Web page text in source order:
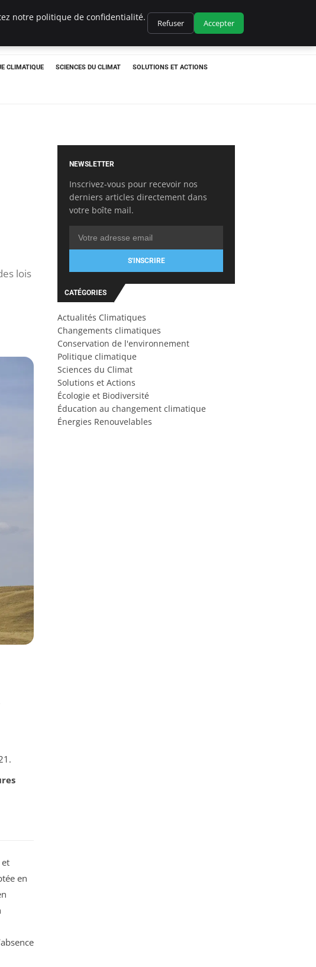
CLIMATIQUE SCIENCES DU CLIMAT SOLUTIONS ET ACTIONS
lois
en
NEWSLETTER
Inscrivez-vous pour recevoir nos
derniers articles directement dans
votre boîte mail.
S'INSCRIRE
CATÉGORIES
Actualités Climatiques
Changements climatiques
Conservation de l'environnement
Politique climatique
Sciences du Climat
Solutions et Actions
Écologie et Biodiversité
Éducation au changement climatique
Énergies Renouvelables
notre politique de confidentialité.
Refuser Accepter